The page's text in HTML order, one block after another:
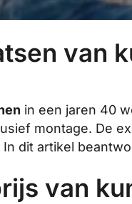
van
in een jaren 40
montage. De
dit artikel
van